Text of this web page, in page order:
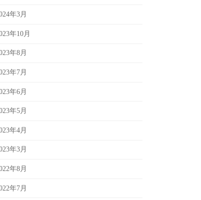
年3月
年10月
年8月
年7月
年6月
年5月
年4月
年3月
年8月
年7月